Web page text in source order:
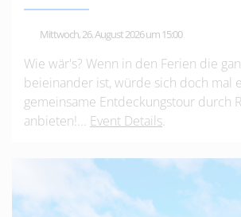
Mittwoch, 26. August 2026 um 15:00
Wie wär's? Wenn in den Ferien die
beieinander ist, würde sich doch mal
gemeinsame Entdeckungstour durch
anbieten!... Event Details.